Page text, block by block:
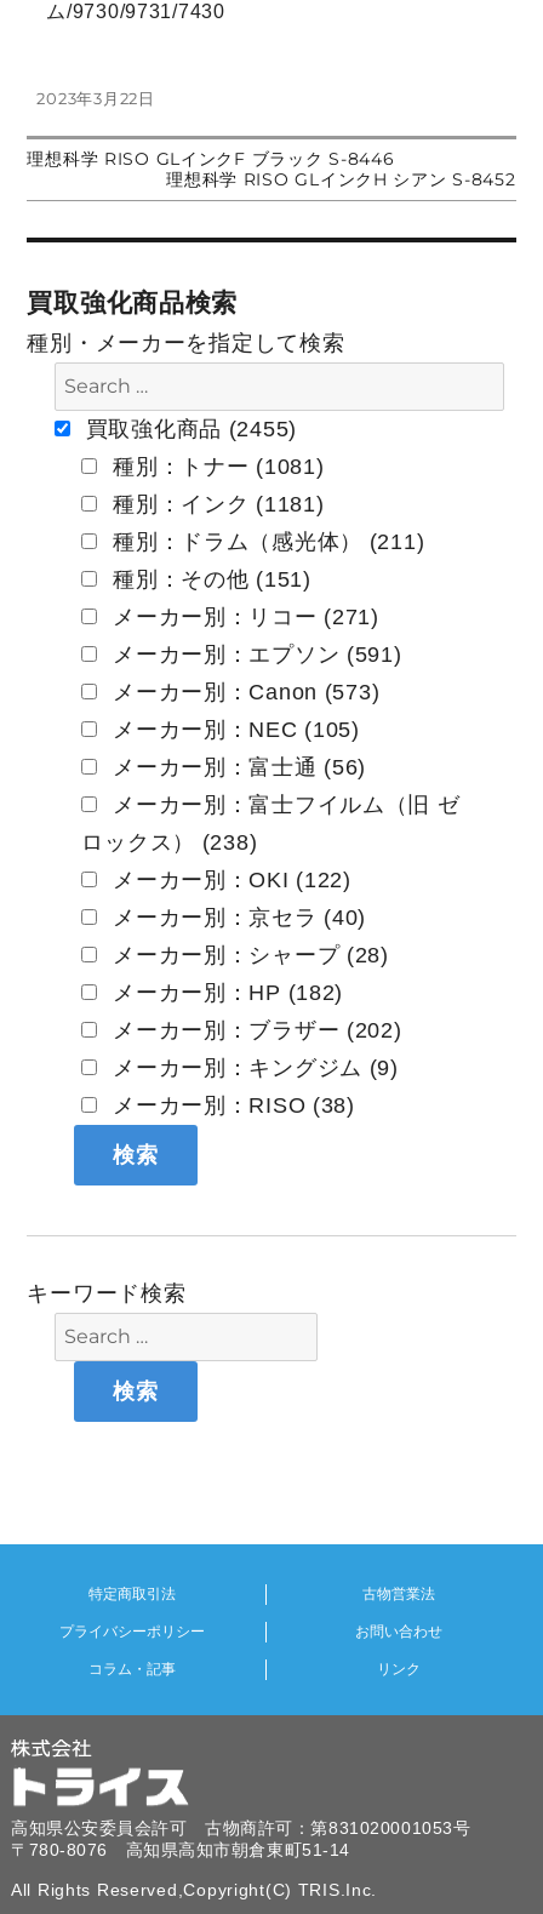
ム/9730/9731/7430
投
日:
2023年3月22日
投
ビ
ー
前
投
理想科学 RISO GLインクF ブラック S-8446
の
稿:
理想科学 RISO GLインクH シアン S-8452
買取強化商品検索
種別・メーカーを指定して検索
買取強化商品 (2455)
種別：トナー (1081)
種別：インク (1181)
種別：ドラム（感光体） (211)
種別：その他 (151)
メーカー別：リコー (271)
メーカー別：エプソン (591)
メーカー別：Canon (573)
メーカー別：NEC (105)
メーカー別：富士通 (56)
メーカー別：富士フイルム（旧 ゼ
ロックス） (238)
メーカー別：OKI (122)
メーカー別：京セラ (40)
メーカー別：シャープ (28)
メーカー別：HP (182)
メーカー別：ブラザー (202)
メーカー別：キングジム (9)
メーカー別：RISO (38)
キーワード検索
特定商取引法 古物営業法
プライバシーポリシー お問い合わせ
コラム・記事 リンク
高知県公安委員会許可 古物商許可：第831020001053号
〒780-8076 高知県高知市朝倉東町51-14
All Rights Reserved,Copyright(C) TRIS.Inc.